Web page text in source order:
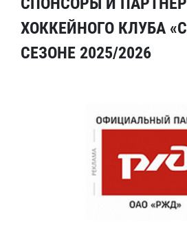
ХОККЕЙНОГО КЛУБА
СЕЗОНЕ 2025/2026